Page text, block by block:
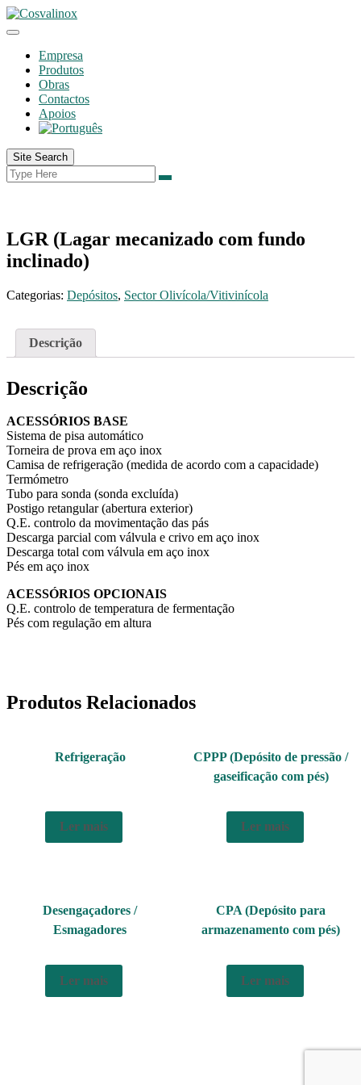
Empresa
Produtos
Obras
Contactos
Apoios
Site Search
LGR (Lagar mecanizado com fundo
inclinado)
Categorias: Depósitos, Sector Olivícola/Vitivinícola
Descrição
Descrição
ACESSÓRIOS BASE
Sistema de pisa automático
Torneira de prova em aço inox
Camisa de refrigeração (medida de acordo com a capacidade)
Termómetro
Tubo para sonda (sonda excluída)
Postigo retangular (abertura exterior)
Q.E. controlo da movimentação das pás
Descarga parcial com válvula e crivo em aço inox
Descarga total com válvula em aço inox
Pés em aço inox
ACESSÓRIOS OPCIONAIS
Q.E. controlo de temperatura de fermentação
Pés com regulação em altura
Produtos Relacionados
Refrigeração
Ler mais
CPPP (Depósito de pressão /
gaseificação com pés)
Ler mais
Desengaçadores /
Esmagadores
Ler mais
CPA (Depósito para
armazenamento com pés)
Ler mais